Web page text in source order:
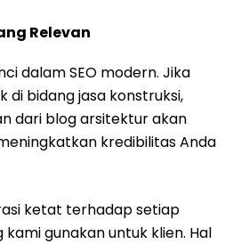
Relevan
dalam SEO modern. Jika
di bidang jasa konstruksi,
dari blog arsitektur akan
kredibilitas Anda
ketat terhadap setiap
gunakan untuk klien. Hal